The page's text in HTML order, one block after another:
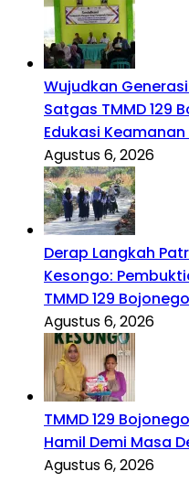
Wujudkan
Satgas TMMD 129
Edukasi
Agustus 6, 2026
Derap Langkah
Kesongo:
TMMD 129
Agustus 6, 2026
TMMD 129
Hamil Demi Masa
Agustus 6, 2026